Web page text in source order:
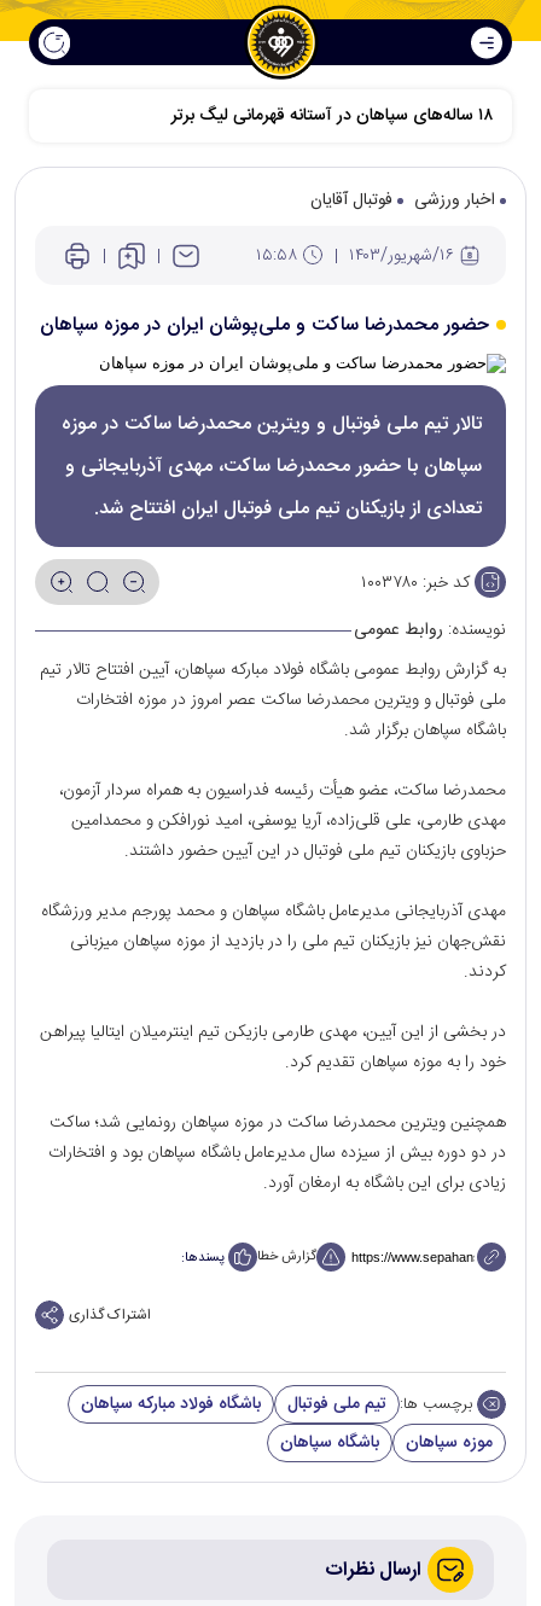
۱۸ ساله‌های سپاهان در آستانه قهرمانی لیگ برتر
اخبار ورزشی
فوتبال آقایان
حضور محمدرضا ساکت و ملی‌پوشان ایران در موزه سپاهان
تالار تیم ملی فوتبال و ویترین محمدرضا ساکت در موزه
سپاهان با حضور محمدرضا ساکت، مهدی آذربایجانی و
تعدادی از بازیکنان تیم ملی فوتبال ایران افتتاح شد.
کد خبر: ۱۰۰۳۷۸۰
نویسنده: روابط عمومی
به گزارش روابط عمومی باشگاه فولاد مبارکه سپاهان، آیین افتتاح تالار تیم
ملی فوتبال و ویترین محمدرضا ساکت عصر امروز در موزه افتخارات
باشگاه سپاهان برگزار شد.
محمدرضا ساکت، عضو هیأت رئیسه فدراسیون به همراه سردار آزمون،
مهدی طارمی، علی قلی‌زاده‌، آریا یوسفی، امید نورافکن و محمدامین
حزباوی بازیکنان تیم ملی فوتبال در این آیین حضور داشتند.
مهدی آذربایجانی مدیرعامل باشگاه سپاهان و محمد پورجم مدیر ورزشگاه
نقش‌جهان نیز بازیکنان تیم ملی را در بازدید از موزه سپاهان میزبانی
کردند.
در بخشی از این آیین، مهدی طارمی بازیکن تیم اینترمیلان ایتالیا پیراهن
خود را به موزه سپاهان تقدیم کرد.
همچنین ویترین محمدرضا ساکت در موزه سپاهان رونمایی شد؛ ساکت
در دو دوره بیش از سیزده سال مدیرعامل باشگاه سپاهان بود و افتخارات
زیادی برای این باشگاه به ارمغان آورد.
گزارش خطا پسندها:
اشتراک گذاری
برچسب ها: تیم ملی فوتبال
باشگاه فولاد مبارکه سپاهان
موزه سپاهان
باشگاه سپاهان
ارسال نظرات